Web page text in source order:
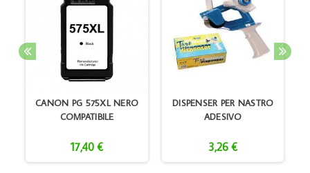
CANON PG 575XL NERO
COMPATIBILE
17,40 €
DISPENSER PER NASTRO
ADESIVO
3,26 €